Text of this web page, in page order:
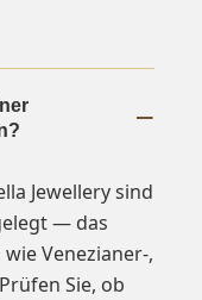
Jewellery sind
— das
Venezianer-,
Sie, ob